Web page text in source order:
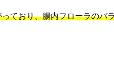
ており、腸内フローラのバ